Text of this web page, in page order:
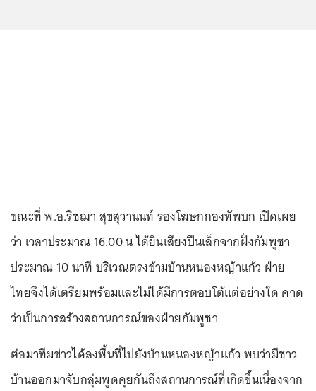
ขณะที่ พ.อ.ริชฌา สุขสุวานนท์ รองโฆษกกองทัพบก เปิดเผย
ว่า เวลาประมาณ 16.00 น ได้ยินเสียงปืนเล็กจากฝั่งกัมพูชา
ประมาณ 10 นาที บริเวณตรงข้ามบ้านหนองหญ้าแก้ว ฝ่าย
ไทยจึงได้เตรียมพร้อมและไม่ได้มีการตอบโต้แต่อย่างใด คาด
ว่าเป็นการสร้างสถานการณ์ของฝ่ายกัมพูชา
ต่อมาทีมข่าวได้ลงพื้นที่ไปยังบ้านหนองหญ้าแก้ว พบว่ามีชาว
บ้านออกมาจับกลุ่มพูดคุยกันถึงสถานการณ์ที่เกิดขึ้นเนื่องจาก